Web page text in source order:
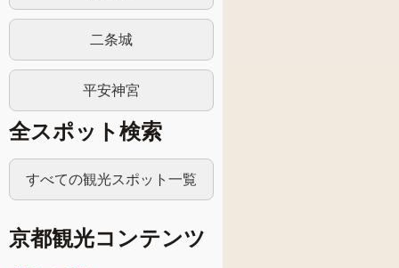
二条城
平安神宮
全スポット検索
すべての観光スポット一覧
京都観光コンテンツ